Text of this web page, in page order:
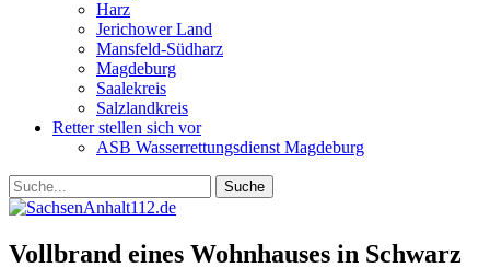
Harz
Jerichower Land
Mansfeld-Südharz
Magdeburg
Saalekreis
Salzlandkreis
Retter stellen sich vor
ASB Wasserrettungsdienst Magdeburg
Vollbrand eines Wohnhauses in Schwarz